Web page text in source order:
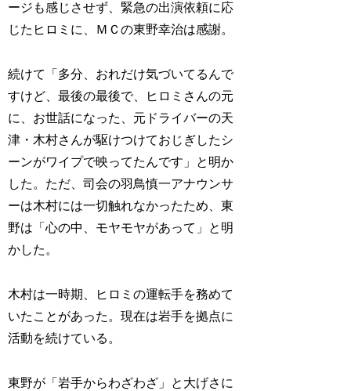
ージも感じさせず、緊急の出演依頼に応
じたヒロミに、ＭＣの東野幸治は感謝。
続けて「多分、おれだけ気づいてるんで
すけど、最後の最後で、ヒロミさんの元
に、お世話になった、元ドライバーの天
津・木村さんが駆けつけておじぎしたシ
ーンがワイプで映ってたんです」と明か
した。ただ、司会の羽鳥慎一アナウンサ
ーは木村には一切触れなかったため、東
野は「心の中、モヤモヤがあって」と明
かした。
木村は一時期、ヒロミの運転手を務めて
いたことがあった。現在は岩手を拠点に
活動を続けている。
東野が「岩手からわざわざ」と大げさに